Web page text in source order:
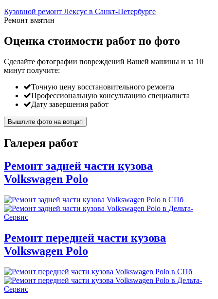
Кузовной ремонт Лексус в Санкт-Петербурге
Ремонт вмятин
Оценка стоимости работ по фото
Сделайте фотографии повреждений Вашей машины и за 10
минут получите:
Точную цену восстановительного ремонта
Профессиональную консультацию специалиста
Дату завершения работ
Вышлите фото на вотцап
Галерея работ
Ремонт задней части кузова
Volkswagen Polo
Ремонт передней части кузова
Volkswagen Polo